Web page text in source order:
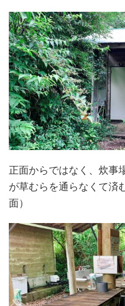
正面からではなく、炊事
が草むらを通らなくて済
面）